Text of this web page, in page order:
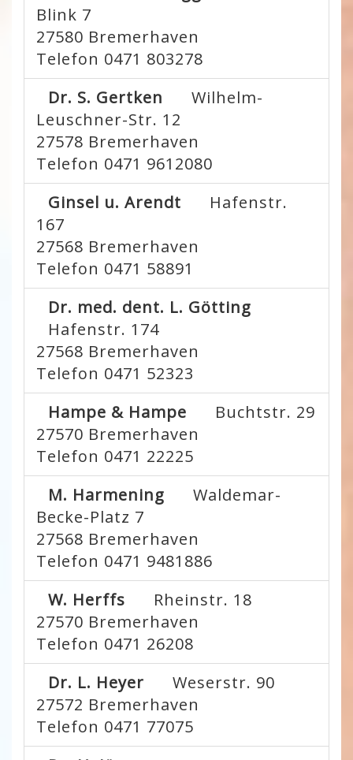
Blink 7
27580 Bremerhaven
Telefon 0471 803278
Dr. S. Gertken
Wilhelm-
Leuschner-Str. 12
27578 Bremerhaven
Telefon 0471 9612080
Ginsel u. Arendt
Hafenstr.
167
27568 Bremerhaven
Telefon 0471 58891
Dr. med. dent. L. Götting
Hafenstr. 174
27568 Bremerhaven
Telefon 0471 52323
Hampe & Hampe
Buchtstr. 29
27570 Bremerhaven
Telefon 0471 22225
M. Harmening
Waldemar-
Becke-Platz 7
27568 Bremerhaven
Telefon 0471 9481886
W. Herffs
Rheinstr. 18
27570 Bremerhaven
Telefon 0471 26208
Dr. L. Heyer
Weserstr. 90
27572 Bremerhaven
Telefon 0471 77075